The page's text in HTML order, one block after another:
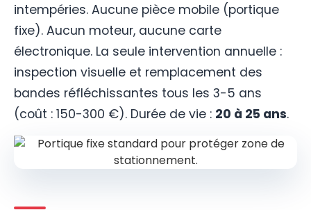
intempéries. Aucune pièce mobile (portique
fixe). Aucun moteur, aucune carte
électronique. La seule intervention annuelle :
inspection visuelle et remplacement des
bandes réfléchissantes tous les 3-5 ans
(coût : 150-300 €). Durée de vie : 20 à 25 ans.